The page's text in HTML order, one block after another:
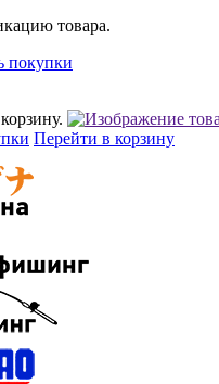
товара.
покупки
Перейти в корзину